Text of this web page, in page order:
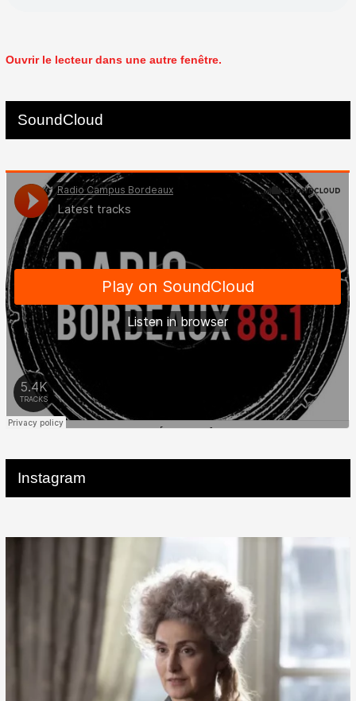
Ouvrir le lecteur dans une autre fenêtre.
SoundCloud
Instagram